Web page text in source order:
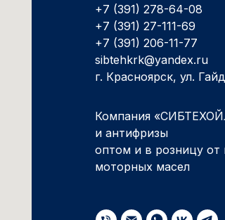
+7 (391) 278-64-08
+7 (391) 27-111-69
+7 (391) 206-11-77
sibtehkrk@yandex.ru
г. Красноярск, ул.
Компания
и антифризы
оптом и в розницу от
моторных масел